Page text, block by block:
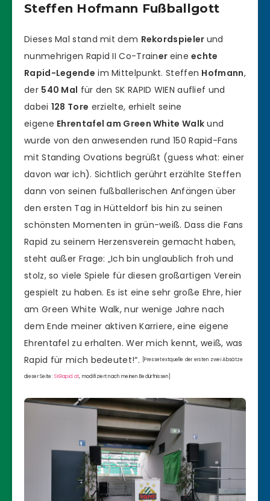
Steffen Hofmann Fußballgott
Dieses Mal stand mit dem Rekordspieler und
nunmehrigen Rapid II Co-Trainer eineechte
Rapid-Legende im Mittelpunkt. Steffen Hofmann,
der 540 Mal für den SK RAPID WIEN auflief und
dabei 128 Tore erzielte, erhielt seine
eigene Ehrentafel am Green White Walk und
wurde von den anwesenden rund 150 Rapid-Fans
mit Standing Ovations begrüßt (guess what: einer
davon war ich). Sichtlich gerührt erzählte Steffen
dann von seinen fußballerischen Anfängen über
den ersten Tag in Hütteldorf bis hin zu seinen
schönsten Momenten in grün-weiß. Dass die Fans
Rapid zu seinem Herzensverein gemacht haben,
steht außer Frage: „Ich bin unglaublich froh und
stolz, so viele Spiele für diesen großartigen Verein
gespielt zu haben. Es ist eine sehr große Ehre, hier
am Green White Walk, nur wenige Jahre nach
dem Ende meiner aktiven Karriere, eine eigene
Ehrentafel zu erhalten. Wer mich kennt, weiß, was
Rapid für mich bedeutet!“.
[Pressetextquelle der ersten zwei Absätze
dieser Seite:SKRapid.at, modifiziert nach meinen Bedürfnissen]